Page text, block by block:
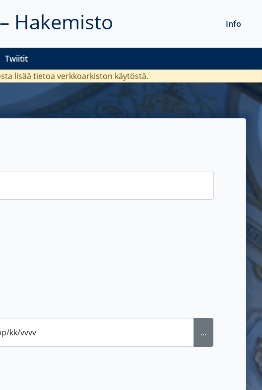
Hakemisto
Twiitit
Info
lisää tietoa verkkoarkiston käytöstä.
kk/vvvv ...